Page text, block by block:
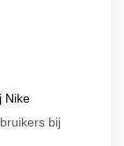
Nike
bij